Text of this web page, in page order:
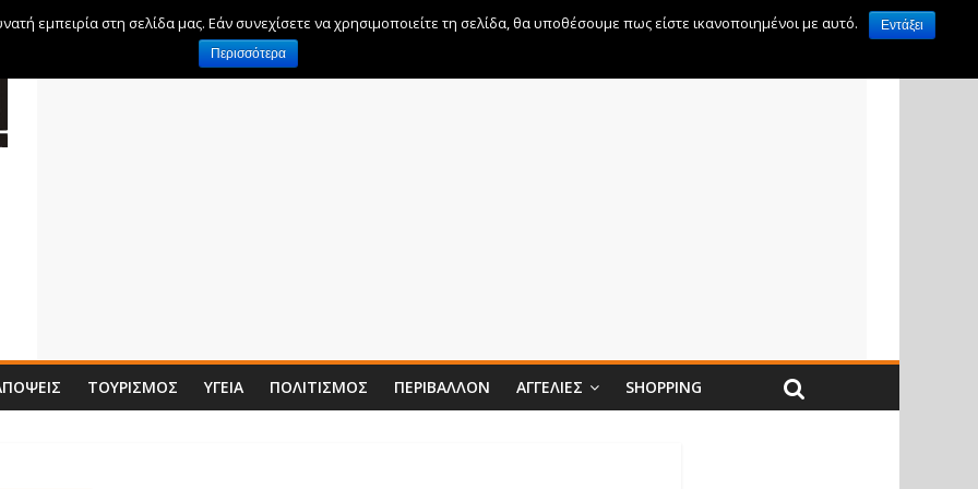
ΤΟΥΡΙΣΜΌΣ ΥΓΕΊΑ ΠΟΛΙΤΙΣΜΌΣ ΠΕΡΙΒΆΛΛΟΝ ΑΓΓΕΛΊΕΣ SHOPPING
εμπειρία στη σελίδα μας. Εάν συνεχίσετε να χρησιμοποιείτε τη σελίδα, θα υποθέσουμε πως είστε ικανοποιημένοι με αυτό.
Εντάξει
Περισσότερα